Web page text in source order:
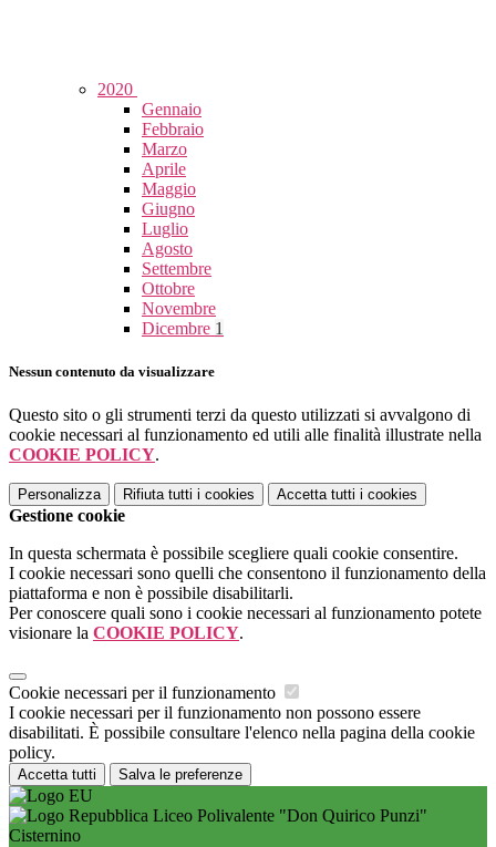
2020
Gennaio
Febbraio
Marzo
Aprile
Maggio
Giugno
Luglio
Agosto
Settembre
Ottobre
Novembre
Dicembre 1
Nessun contenuto da visualizzare
Questo sito o gli strumenti terzi da questo utilizzati si avvalgono di
cookie necessari al funzionamento ed utili alle finalità illustrate nella
COOKIE POLICY.
Personalizza Rifiuta tutti i cookies Accetta tutti i cookies
Gestione cookie
In questa schermata è possibile scegliere quali cookie consentire.
I cookie necessari sono quelli che consentono il funzionamento della
piattaforma e non è possibile disabilitarli.
Per conoscere quali sono i cookie necessari al funzionamento potete
visionare la COOKIE POLICY.
Cookie necessari per il funzionamento
I cookie necessari per il funzionamento non possono essere
disabilitati. È possibile consultare l'elenco nella pagina della cookie
policy.
Accetta tutti Salva le preferenze
Liceo Polivalente "Don Quirico Punzi"
Cisternino